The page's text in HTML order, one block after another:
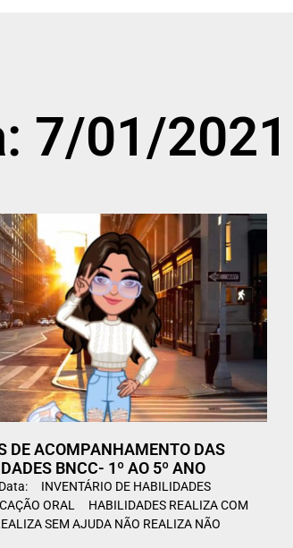
7/01/2021
DE ACOMPANHAMENTO DAS
BNCC- 1º AO 5º ANO
INVENTÁRIO DE HABILIDADES
ORAL HABILIDADES REALIZA COM
SEM AJUDA NÃO REALIZA NÃO